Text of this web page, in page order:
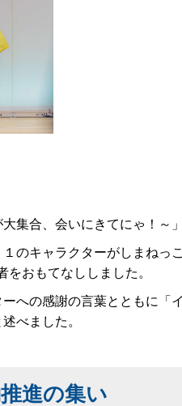
集合、会いにきてにゃ！～
のキャラクターがしまねっ
おもてなししました。
への感謝の言葉とともに「
べました。
進の集い